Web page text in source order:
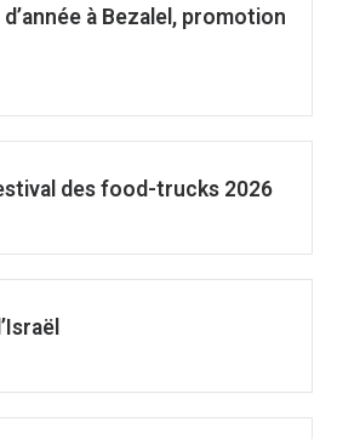
à Bezalel, promotion
des food-trucks 2026